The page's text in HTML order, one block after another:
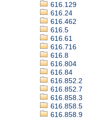
616.129
616.24
616.462
616.5
616.61
616.716
616.8
616.804
616.84
616.852.2
616.852.7
616.858.3
616.858.5
616.858.9